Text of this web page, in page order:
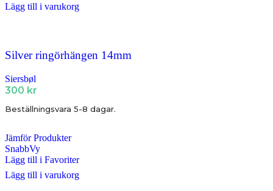
Lägg till i varukorg
Silver ringörhängen 14mm
Siersbøl
300 kr
Beställningsvara 5-8 dagar.
Jämför Produkter
SnabbVy
Lägg till i Favoriter
Lägg till i varukorg